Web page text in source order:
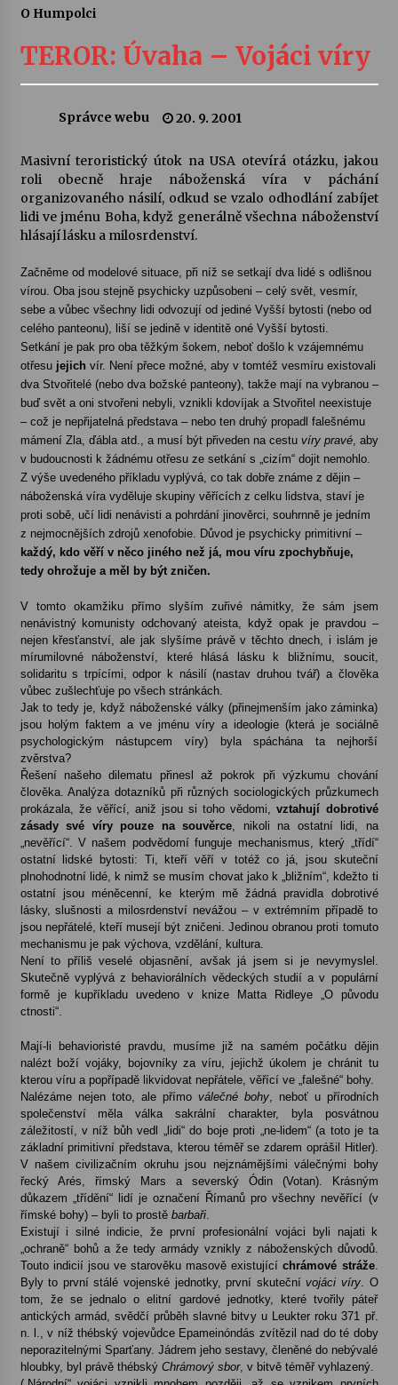
Sukuba Ensemble
4. 8. 2026
Vernisáž výstavy Josefíny Duškové: Stávám se
kapkou
Veselí muzikanti
30. 7. 2026
Pozvánka na integrační festival Quijotova
šedesátka: 28. 7.–1. 8. 2026
28. 7. 2026
Letní koncerty ve Stromovce: Kolchoz a
Jenakaši
28. 7. 2026
Votavžatský ploty
23. 7. 2026
Letní koncerty ve Stromovce: Rufus Miller
22. 7. 2026
17. 7. 2026
Ozvěny prázdnin
14. 7. 2026
odkaz Josefa Čapka
13. 7. 2026
Varhanní recitál Michala Novenka v Klášteře
Želiv
3. 7. 2026
Petr Adamec – Malovaný svět
30. 6. 2026
O Humpolci
TEROR: Úvaha – Vojáci víry
Správce webu 20. 9. 2001
Masivní teroristický útok na USA otevírá otázku, jakou
roli obecně hraje náboženská víra v páchání
organizovaného násilí, odkud se vzalo odhodlání zabíjet
lidi ve jménu Boha, když generálně všechna náboženství
hlásají lásku a milosrdenství.
Začněme od modelové situace, při níž se setkají dva lidé s odlišnou
vírou. Oba jsou stejně psychicky uzpůsobeni – celý svět, vesmír,
sebe a vůbec všechny lidi odvozují od jediné Vyšší bytosti (nebo od
celého panteonu), liší se jedině v identitě oné Vyšší bytosti.
Setkání je pak pro oba těžkým šokem, neboť došlo k vzájemnému
otřesu jejich vír. Není přece možné, aby v tomtéž vesmíru existovali
dva Stvořitelé (nebo dva božské panteony), takže mají na vybranou –
buď svět a oni stvořeni nebyli, vznikli kdovíjak a Stvořitel neexistuje
– což je nepřijatelná představa – nebo ten druhý propadl falešnému
mámení Zla, ďábla atd., a musí být přiveden na cestu víry pravé, aby
v budoucnosti k žádnému otřesu ze setkání s „cizím“ dojit nemohlo.
Z výše uvedeného příkladu vyplývá, co tak dobře známe z dějin –
náboženská víra vyděluje skupiny věřících z celku lidstva, staví je
proti sobě, učí lidi nenávisti a pohrdání jinověrci, souhrnně je jedním
z nejmocnějších zdrojů xenofobie. Důvod je psychicky primitivní –
každý, kdo věří v něco jiného než já, mou víru zpochybňuje,
tedy ohrožuje a měl by být zničen.
V tomto okamžiku přímo slyším zuřivé námitky, že sám jsem
nenávistný komunisty odchovaný ateista, když opak je pravdou –
nejen křesťanství, ale jak slyšíme právě v těchto dnech, i islám je
mírumilovné náboženství, které hlásá lásku k bližnímu, soucit,
solidaritu s trpícími, odpor k násilí (nastav druhou tvář) a člověka
vůbec zušlechťuje po všech stránkách.
Jak to tedy je, když náboženské války (přinejmenším jako záminka)
jsou holým faktem a ve jménu víry a ideologie (která je sociálně
psychologickým nástupcem víry) byla spáchána ta nejhorší
zvěrstva?
Řešení našeho dilematu přinesl až pokrok při výzkumu chování
člověka. Analýza dotazníků při různých sociologických průzkumech
prokázala, že věřící, aniž jsou si toho vědomi,vztahují dobrotivé
zásady své víry pouze na souvěrce, nikoli na ostatní lidi, na
„nevěřící“. V našem podvědomí funguje mechanismus, který „třídí“
ostatní lidské bytosti: Ti, kteří věří v totéž co já, jsou skuteční
plnohodnotní lidé, k nimž se musím chovat jako k „bližním“, kdežto ti
ostatní jsou méněcenní, ke kterým mě žádná pravidla dobrotivé
lásky, slušnosti a milosrdenství nevážou – v extrémním případě to
jsou nepřátelé, kteří musejí být zničeni. Jedinou obranou proti tomuto
mechanismu je pak výchova, vzdělání, kultura.
Není to příliš veselé objasnění, avšak já jsem si je nevymyslel.
Skutečně vyplývá z behaviorálních vědeckých studií a v populární
formě je kupříkladu uvedeno v knize Matta Ridleye „O původu
ctnosti“.
Mají-li behavioristé pravdu, musíme již na samém počátku dějin
nalézt boží vojáky, bojovníky za víru, jejichž úkolem je chránit tu
kterou víru a popřípadě likvidovat nepřátele, věřící ve „falešné“ bohy.
Nalézáme nejen toto, ale přímo válečné bohy, neboť u přírodních
společenství měla válka sakrální charakter, byla posvátnou
záležitostí, v níž bůh vedl „lidi“ do boje proti „ne-lidem“ (a toto je ta
základní primitivní představa, kterou téměř se zdarem oprášil Hitler).
V našem civilizačním okruhu jsou nejznámějšími válečnými bohy
řecký Arés, římský Mars a severský Ódin (Votan). Krásným
důkazem „třídění“ lidí je označení Římanů pro všechny nevěřící (v
římské bohy) – byli to prostě barbaři.
Existují i silné indicie, že první profesionální vojáci byli najati k
„ochraně“ bohů a že tedy armády vznikly z náboženských důvodů.
Touto indicií jsou ve starověku masově existujícíchrámové stráže.
Byly to první stálé vojenské jednotky, první skutečnívojáci víry. O
tom, že se jednalo o elitní gardové jednotky, které tvořily páteř
antických armád, svědčí průběh slavné bitvy u Leukter roku 371 př.
n. l., v níž thébský vojevůdce Epameinóndás zvítězil nad do té doby
neporazitelnými Sparťany. Jádrem jeho sestavy, členěné do nebývalé
hloubky, byl právě thébský Chrámový sbor, v bitvě téměř vyhlazený.